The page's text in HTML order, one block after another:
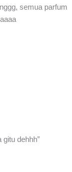
semua parfum
dehhh”